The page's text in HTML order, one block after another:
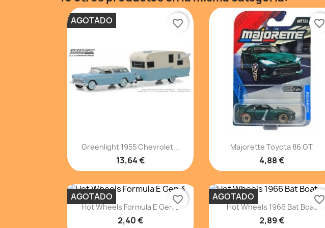
Vista rápida
Greenlight 1955 Chevrolet...
13,64 €
AGOTADO favorite_border
Vista rápida
Majorette Toyota 86 GT
4,88 €
favorite_border
Vista rápida
Hot Wheels Formula E Gen 3
2,40 €
AGOTADO favorite_border Vista rápida
Hot Wheels 1966 Bat Boat
2,89 €
AGOTADO favorite_border